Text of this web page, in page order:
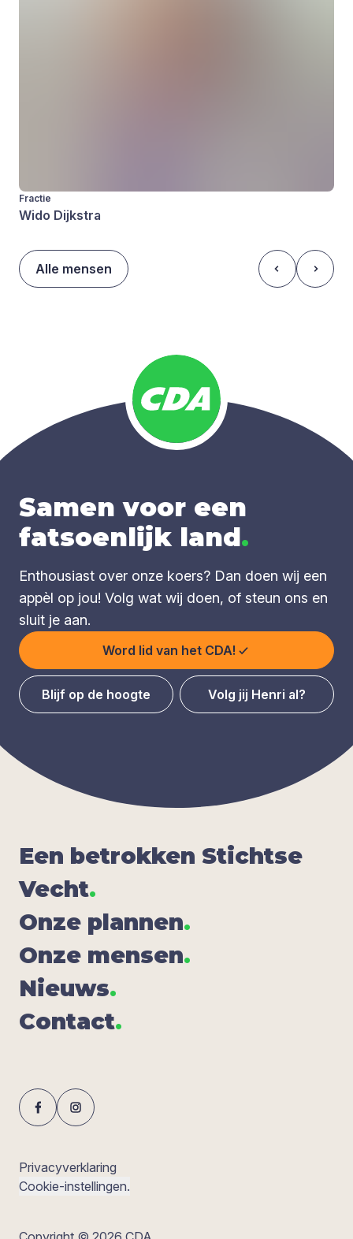
Fractie
Wido Dijkstra
Alle mensen
Samen voor een
fatsoenlijk land.
Enthousiast over onze koers? Dan doen wij een
appèl op jou! Volg wat wij doen, of steun ons en
sluit je aan.
Word lid van het CDA!
Blijf op de hoogte Volg jij Henri al?
Een betrok­ken Sticht­se
Vecht.
Onze plan­nen.
Onze men­sen.
Nieuws.
Con­tact.
Privacyverklaring
Cookie-instellingen.